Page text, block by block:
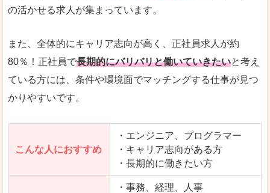
人気度
また、上戸彩さんのCMでおなじみなこともあり
使いやすさ
全体的にオレンジ色のトーンで、見ていても疲れ
「はたらこindex」で「湖南市」の
求人を含んだページを見てみる
の活かせる求人が集まっています。
また、全体的にキャリア志向が高く、正社員求人が約
80％！正社員で長期的にバリバリと働いていきたいと考え
ている方には、条件や環境面でマッチングする仕事が見つ
かりやすいです。
こんな人におすすめ
・エンジニア、プログラマー
・キャリア志向がある方
・長期的に働きたい方
・事務、経理、人事